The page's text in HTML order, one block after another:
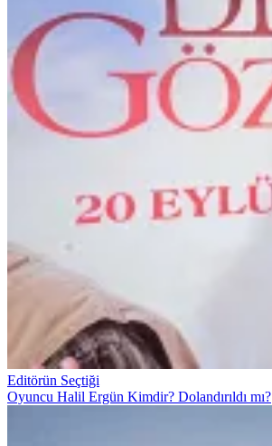
Editörün Seçtiği
Oyuncu Halil Ergün Kimdir? Dolandırıldı mı?